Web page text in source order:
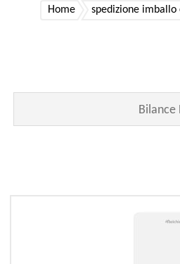
Home spedizione imballo
Bilance